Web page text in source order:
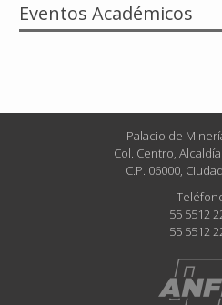
Eventos Académicos
Palacio de
Col. Centro,
C.P. 06000,
55 5512
55 5512